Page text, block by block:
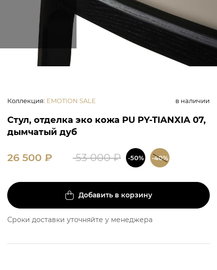
Коллекция: EMOTION SALE в наличии
Стул, отделка эко кожа PU PY-TIANXIA 07,
дымчатый дуб
26 500 ₽ 53 000₽ -50% -40%
Добавить в корзину
Сроки доставки уточняйте у менеджера